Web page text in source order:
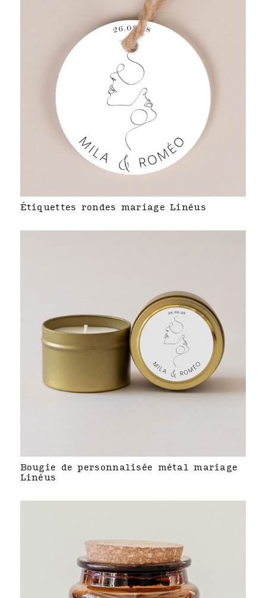
Étiquettes rondes mariage Linéus
Bougie de personnalisée métal mariage
Linéus